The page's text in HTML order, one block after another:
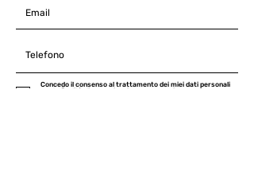
Concedo il consenso al trattamento dei miei dati personali
per le finalità di comunicazione e promozione cosi come